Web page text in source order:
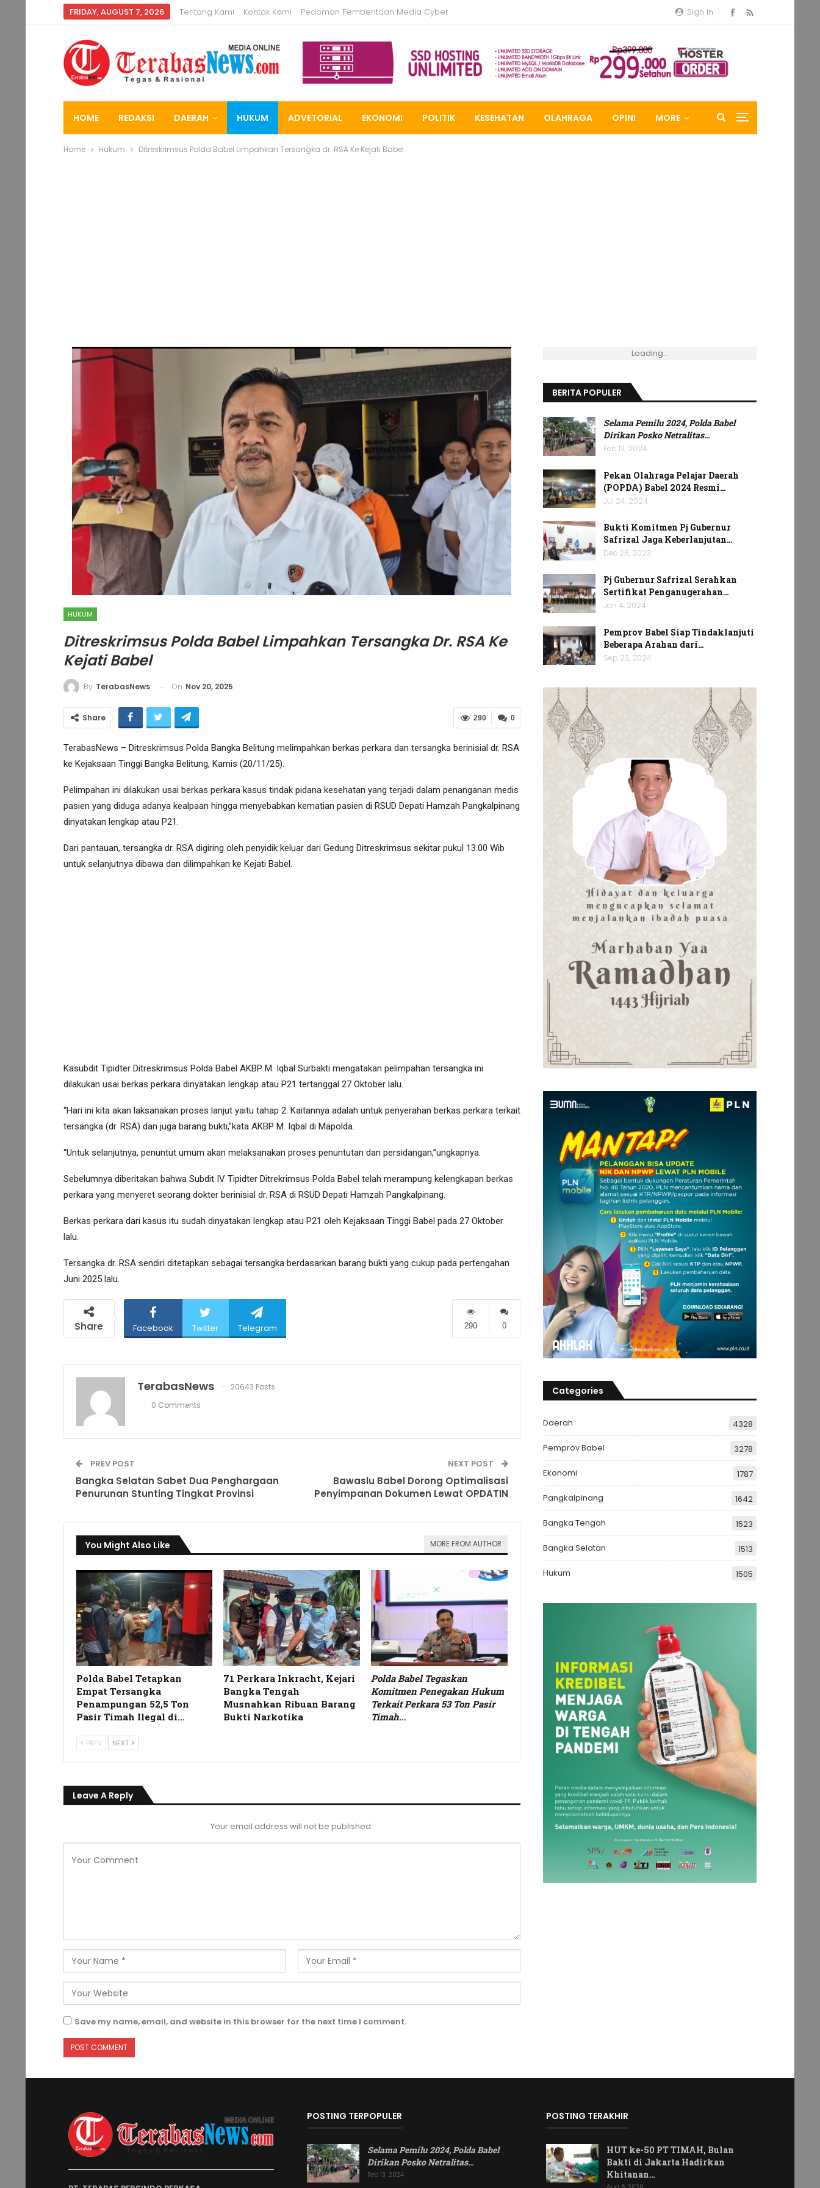
Sign In
FRIDAY, AUGUST 7, 2026 Tentang Kami Kontak Kami Pedoman Pemberitaan Media Cyber
HOME REDAKSI DAERAH HUKUM ADVETORIAL EKONOMI POLITIK KESEHATAN OLAHRAGA OPINI MORE
Home Hukum Ditreskrimsus Polda Babel Limpahkan Tersangka dr. RSA Ke Kejati Babel
HUKUM
Ditreskrimsus Polda Babel Limpahkan Tersangka Dr. RSA Ke
Kejati Babel
By TerabasNews On Nov 20, 2025
0
290
Share
TerabasNews – Ditreskrimsus Polda Bangka Belitung melimpahkan berkas perkara dan tersangka berinisial dr. RSA
ke Kejaksaan Tinggi Bangka Belitung, Kamis (20/11/25).
Pelimpahan ini dilakukan usai berkas perkara kasus tindak pidana kesehatan yang terjadi dalam penanganan medis
pasien yang diduga adanya kealpaan hingga menyebabkan kematian pasien di RSUD Depati Hamzah Pangkalpinang
dinyatakan lengkap atau P21.
Dari pantauan, tersangka dr. RSA digiring oleh penyidik keluar dari Gedung Ditreskrimsus sekitar pukul 13.00 Wib
untuk selanjutnya dibawa dan dilimpahkan ke Kejati Babel.
Kasubdit Tipidter Ditreskrimsus Polda Babel AKBP M. Iqbal Surbakti mengatakan pelimpahan tersangka ini
dilakukan usai berkas perkara dinyatakan lengkap atau P21 tertanggal 27 Oktober lalu.
“Hari ini kita akan laksanakan proses lanjut yaitu tahap 2. Kaitannya adalah untuk penyerahan berkas perkara terkait
tersangka (dr. RSA) dan juga barang bukti,”kata AKBP M. Iqbal di Mapolda.
“Untuk selanjutnya, penuntut umum akan melaksanakan proses penuntutan dan persidangan,”ungkapnya.
Sebelumnya diberitakan bahwa Subdit IV Tipidter Ditrekrimsus Polda Babel telah merampung kelengkapan berkas
perkara yang menyeret seorang dokter berinisial dr. RSA di RSUD Depati Hamzah Pangkalpinang.
Berkas perkara dari kasus itu sudah dinyatakan lengkap atau P21 oleh Kejaksaan Tinggi Babel pada 27 Oktober
lalu.
Tersangka dr. RSA sendiri ditetapkan sebagai tersangka berdasarkan barang bukti yang cukup pada pertengahan
Juni 2025 lalu.
0
290
Share Facebook Twitter Telegram
TerabasNews
20643 Posts
0 Comments
PREV POST
Bangka Selatan Sabet Dua Penghargaan
Penurunan Stunting Tingkat Provinsi
NEXT POST
Bawaslu Babel Dorong Optimalisasi
Penyimpanan Dokumen Lewat OPDATIN
You Might Also Like MORE FROM AUTHOR
Polda Babel Tetapkan
Empat Tersangka
Penampungan 52,5 Ton
Pasir Timah Ilegal di…
71 Perkara Inkracht, Kejari
Bangka Tengah
Musnahkan Ribuan Barang
Bukti Narkotika
Polda Babel Tegaskan
Komitmen Penegakan Hukum
Terkait Perkara 53 Ton Pasir
Timah…
PREV NEXT
Leave A Reply
Your email address will not be published.
Save my name, email, and website in this browser for the next time I comment.
Loading...
BERITA POPULER
Selama Pemilu 2024, Polda Babel
Dirikan Posko Netralitas…
Feb 13, 2024
Pekan Olahraga Pelajar Daerah
(POPDA) Babel 2024 Resmi…
Jul 24, 2024
Bukti Komitmen Pj Gubernur
Safrizal Jaga Keberlanjutan…
Dec 28, 2023
Pj Gubernur Safrizal Serahkan
Sertifikat Penganugerahan…
Jan 4, 2024
Pemprov Babel Siap Tindaklanjuti
Beberapa Arahan dari…
Sep 23, 2024
Categories
Daerah 4328
Pemprov Babel 3278
Ekonomi 1787
Pangkalpinang 1642
Bangka Tengah 1523
Bangka Selatan 1513
Hukum 1505
POSTING TERPOPULER
Selama Pemilu 2024, Polda Babel
Dirikan Posko Netralitas…
Feb 13, 2024
POSTING TERAKHIR
HUT ke-50 PT TIMAH, Bulan
Bakti di Jakarta Hadirkan
Khitanan…